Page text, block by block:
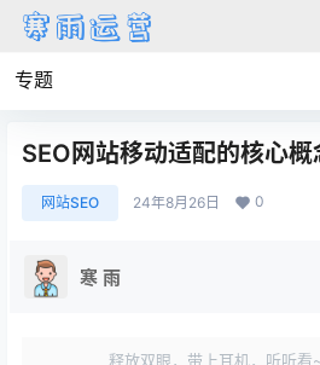
专题
SEO网站移动适配的核心
网站SEO 24年8月26日 0
寒 雨
释放双眼，带上耳机，听听看~